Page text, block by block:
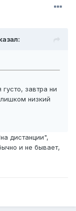
завтра ни
низкий
дистанции",
и не бывает,